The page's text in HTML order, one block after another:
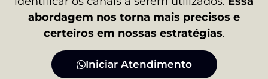
abordagem nos torna mais precisos e
certeiros em nossas estratégias.
Iniciar Atendimento